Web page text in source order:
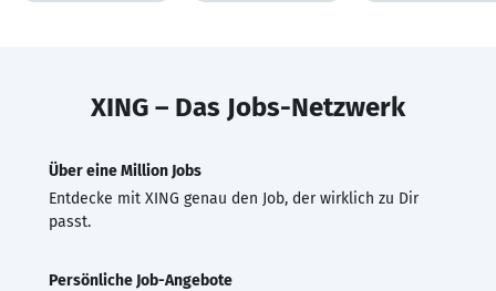
XING – Das Jobs-Netzwerk
Über eine Million Jobs
Entdecke mit XING genau den Job, der wirklich zu Dir
passt.
Persönliche Job-Angebote